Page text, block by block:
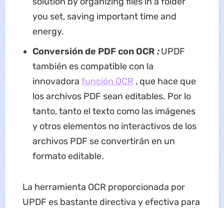
you set, saving important time and
energy.
Conversión de PDF con OCR :UPDF
también es compatible con la
innovadora función OCR , que hace que
los archivos PDF sean editables. Por lo
tanto, tanto el texto como las imágenes
y otros elementos no interactivos de los
archivos PDF se convertirán en un
formato editable.
La herramienta OCR proporcionada por
UPDF es bastante directiva y efectiva para